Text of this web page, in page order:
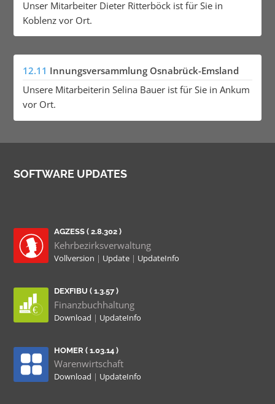
Unser Mitarbeiter Dieter Ritterböck ist für Sie in
Koblenz vor Ort.
12.11 Innungsversammlung Osnabrück-Emsland
Unsere Mitarbeiterin Selina Bauer ist für Sie in Ankum
vor Ort.
SOFTWARE UPDATES
AGZESS ( 2.8.302 )
Kehrbezirksverwaltung
Vollversion | Update | UpdateInfo
DEXFIBU ( 1.3.57 )
Finanzbuchhaltung
Download | UpdateInfo
HOMER ( 1.03.14 )
Warenwirtschaft
Download | UpdateInfo